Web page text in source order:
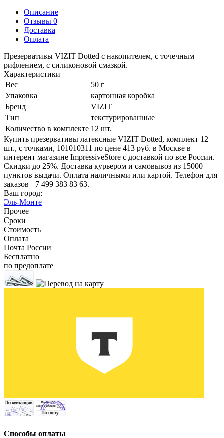
Описание
Отзывы 0
Доставка
Оплата
Презервативы VIZIT Dotted с накопителем, с точечным
рифлением, с силиконовой смазкой.
Характеристики
Вес
50 г
Упаковка
картонная коробка
Бренд
VIZIT
Тип
текстурированные
Количество в комплекте 12 шт.
Купить презервативы латексные VIZIT Dotted, комплект 12
шт., с точками, 101010311 по цене 413 руб. в Москве в
интерент магазине ImpressiveStore с доставкой по все России.
Скидки до 25%. Доставка курьером и самовывоз из 15000
пунктов выдачи. Оплата наличными или картой. Телефон для
заказов +7 499 383 83 63.
Ваш город:
Эль-Монте
Прочее
Сроки
Стоимость
Оплата
Почта России
Бесплатно
по предоплате
Способы оплаты